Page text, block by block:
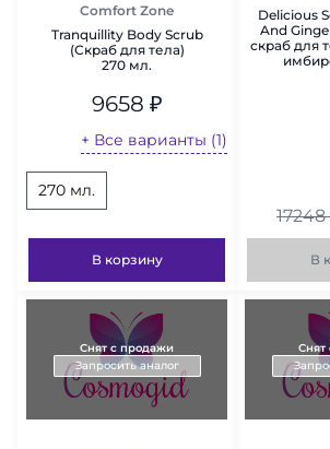
Comfort Zone
Tranquillity Body Scrub
(Скраб для тела)
270 мл.
9658 ₽
+ Все варианты (1)
270 мл.
В корзину
Delicious
And
скраб для
17248
В
Снят с продажи
Запросить аналог
Снят